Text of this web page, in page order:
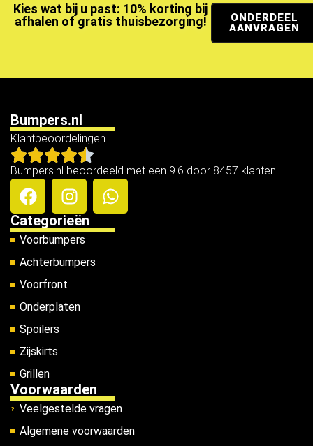
Kies wat bij u past: 10% korting bij
afhalen of gratis thuisbezorging!
ONDERDEEL
AANVRAGEN
Bumpers.nl
Klantbeoordelingen
Bumpers.nl beoordeeld met een 9.6 door 8457 klanten!
Categorieën
Voorbumpers
Achterbumpers
Voorfront
Onderplaten
Spoilers
Zijskirts
Grillen
Voorwaarden
Veelgestelde vragen
Algemene voorwaarden